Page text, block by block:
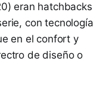
eran hatchbacks
con tecnología
en el confort y
de diseño o